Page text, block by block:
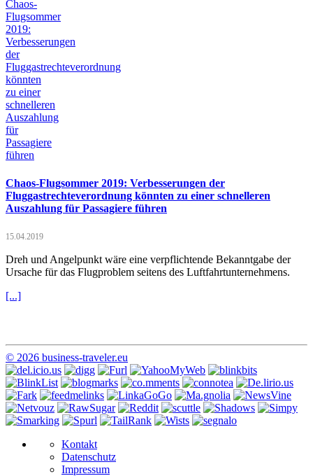
Chaos-Flugsommer 2019: Verbesserungen der
Fluggastrechteverordnung könnten zu einer schnelleren
Auszahlung für Passagiere führen
15.04.2019
Dreh und Angelpunkt wäre eine verpflichtende Bekanntgabe der
Ursache für das Flugproblem seitens des Luftfahrtunternehmens.
[...]
© 2026 business-traveler.eu
Kontakt
Datenschutz
Impressum